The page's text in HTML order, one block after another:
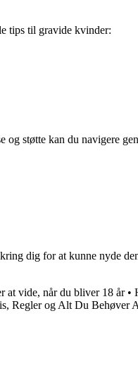
tips til gravide kvinder:
støtte kan du navigere
dig for at kunne nyde
at vide, når du bliver 18 år•
Regler og Alt Du Behøver